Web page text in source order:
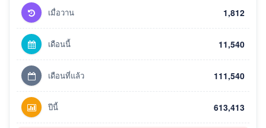
เมื่อวาน 1,812
เดือนนี้ 11,540
เดือนที่แล้ว 111,540
ปีนี้ 613,413